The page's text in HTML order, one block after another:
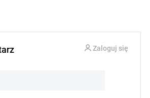
Zaloguj się